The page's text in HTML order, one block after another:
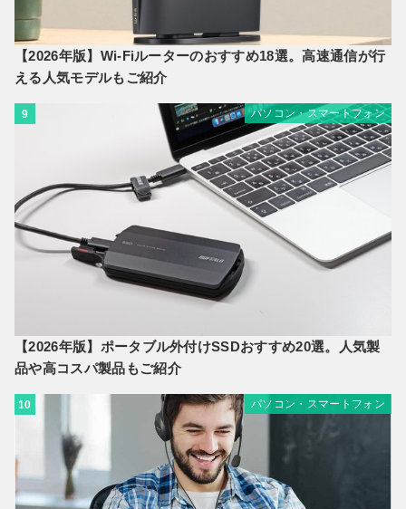
【2026年版】Wi-Fiルーターのおすすめ18選。高速通信が行
える人気モデルもご紹介
9 パソコン・スマートフォン
【2026年版】ポータブル外付けSSDおすすめ20選。人気製
品や高コスパ製品もご紹介
10 パソコン・スマートフォン